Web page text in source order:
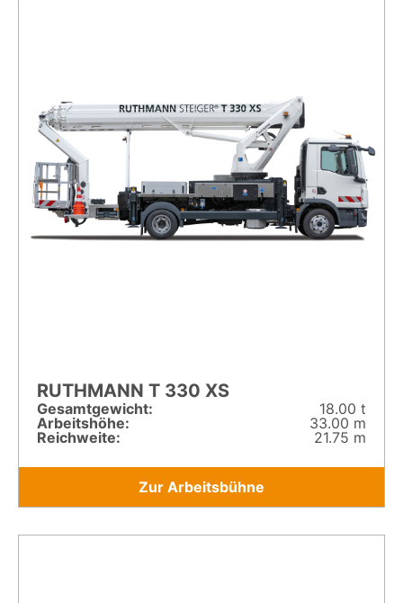
RUTHMANN T 330 XS
Gesamt­gewicht:
18.00 t
Arbeitshöhe:
33.00 m
Reichweite:
21.75 m
Zur Arbeitsbühne